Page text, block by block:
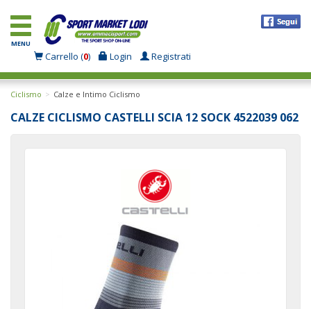
MENU
Carrello (0) Login Registrati
Ciclismo Calze e Intimo Ciclismo
CALZE CICLISMO CASTELLI SCIA 12 SOCK 4522039 062